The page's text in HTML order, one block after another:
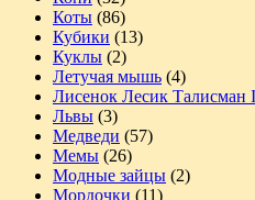
Коты (86)
Кубики (13)
Куклы (2)
Летучая мышь (4)
Лисенок Лесик Талисман
Львы (3)
Медведи (57)
Мемы (26)
Модные зайцы (2)
Мордочки (11)